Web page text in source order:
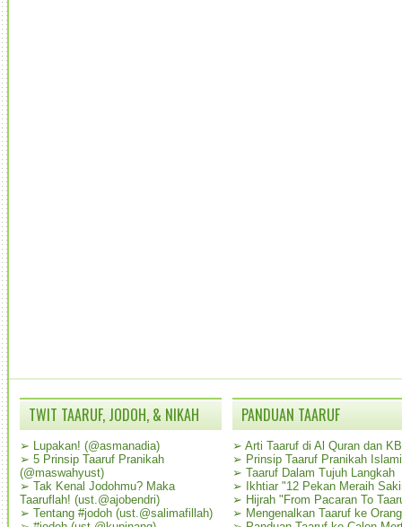
TWIT TAARUF, JODOH, & NIKAH
➢ Lupakan! (@asmanadia)
➢ 5 Prinsip Taaruf Pranikah
(@maswahyust)
➢ Tak Kenal Jodohmu? Maka
Taaruflah! (ust.@ajobendri)
➢ Tentang #jodoh (ust.@salimafillah)
PANDUAN TAARUF
➢ Arti Taaruf di Al Quran dan
➢ Prinsip Taaruf Pranikah Islami
➢ Taaruf Dalam Tujuh Langkah
➢
Ikhtiar "12 Pekan Meraih
➢ Hijrah "From Pacaran To
➢ Mengenalkan Taaruf ke